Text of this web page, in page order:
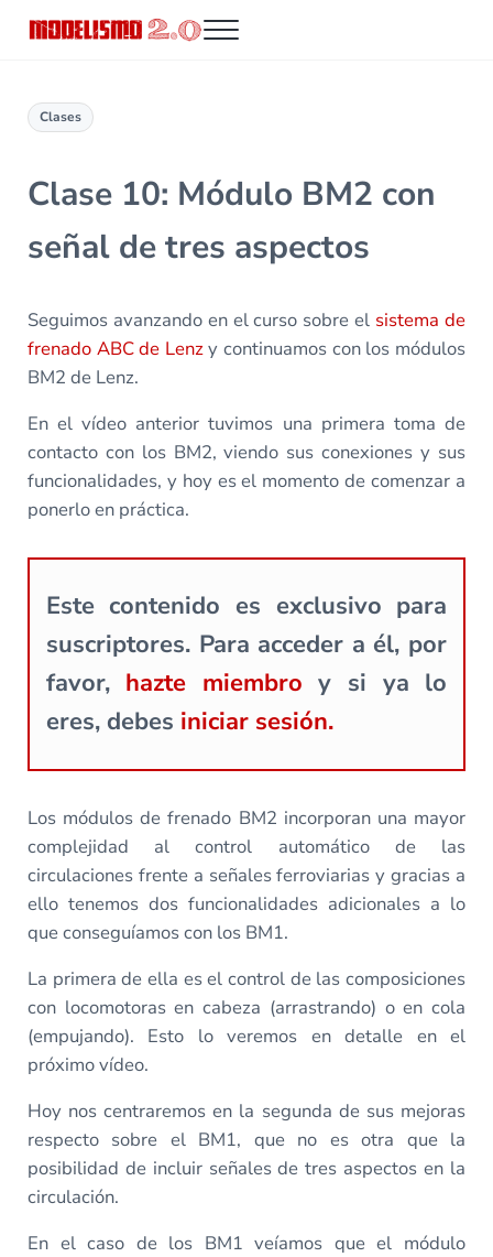
Menu
Clases
Clase 10: Módulo BM2 con
señal de tres aspectos
Seguimos avanzando en el curso sobre el sistema de
frenado ABC de Lenzy continuamos con los módulos
BM2 de Lenz.
En el vídeo anterior tuvimos una primera toma de
contacto con los BM2, viendo sus conexiones y sus
funcionalidades, y hoy es el momento de comenzar a
ponerlo en práctica.
Este contenido es exclusivo para
suscriptores. Para acceder a él, por
favor, hazte miembro y si ya lo
eres, debes iniciar sesión.
Los módulos de frenado BM2 incorporan una mayor
complejidad al control automático de las
circulaciones frente a señales ferroviarias y gracias a
ello tenemos dos funcionalidades adicionales a lo
que conseguíamos con los BM1.
La primera de ella es el control de las composiciones
con locomotoras en cabeza (arrastrando) o en cola
(empujando). Esto lo veremos en detalle en el
próximo vídeo.
Hoy nos centraremos en la segunda de sus mejoras
respecto sobre el BM1, que no es otra que la
posibilidad de incluir señales de tres aspectos en la
circulación.
En el caso de los BM1 veíamos que el módulo